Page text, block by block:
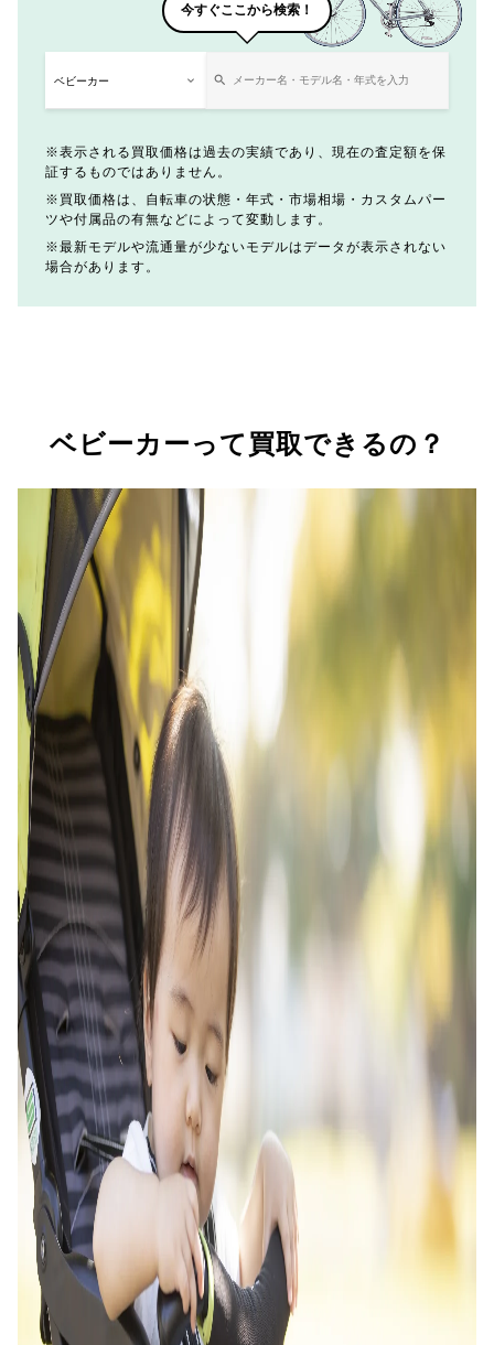
今すぐここから検索！
表示される買取価格は過去の実績であり、現在の査定額を保
証するものではありません。
買取価格は、自転車の状態・年式・市場相場・カスタムパー
ツや付属品の有無などによって変動します。
最新モデルや流通量が少ないモデルはデータが表示されない
場合があります。
ベビーカーって買取できるの？